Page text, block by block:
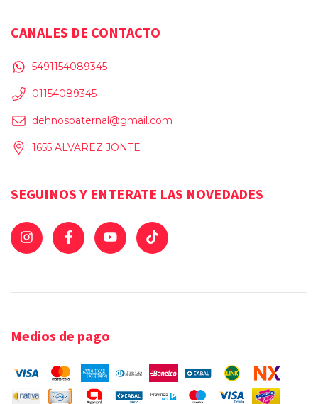
CANALES DE CONTACTO
5491154089345
01154089345
dehnospaternal@gmail.com
1655 ALVAREZ JONTE
SEGUINOS Y ENTERATE LAS NOVEDADES
Medios de pago